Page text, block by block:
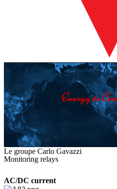
Le groupe Carlo Gavazzi
Monitoring relays
AC/DC current